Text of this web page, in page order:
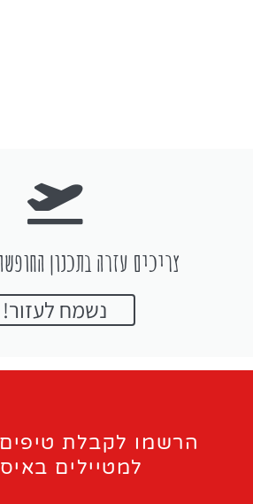
צריכים עזרה בתכנון
נשמח לעזור!
הרשמו לקבלת
למטיילים